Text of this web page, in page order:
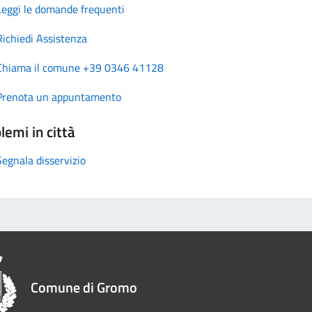
le domande frequenti
Assistenza
il comune +39 0346 41128
un appuntamento
in città
disservizio
Comune di Gromo